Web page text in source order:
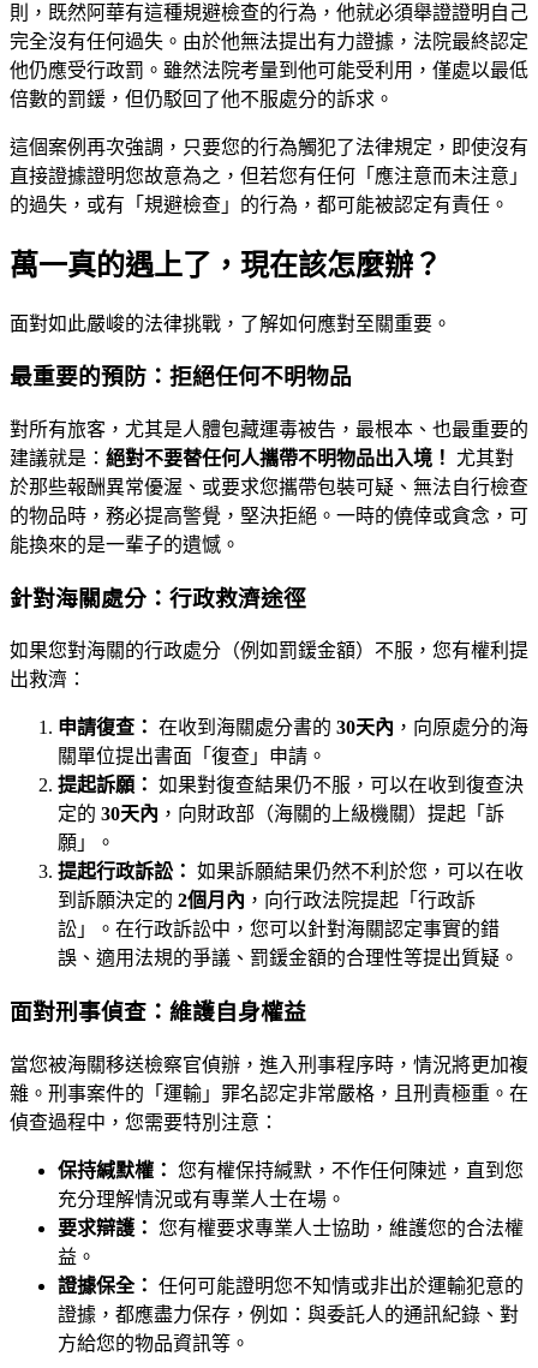
則，既然阿華有這種規避檢查的行為，他就必須舉證證明自己
完全沒有任何過失。由於他無法提出有力證據，法院最終認定
他仍應受行政罰。雖然法院考量到他可能受利用，僅處以最低
倍數的罰鍰，但仍駁回了他不服處分的訴求。
這個案例再次強調，只要您的行為觸犯了法律規定，即使沒有
直接證據證明您故意為之，但若您有任何「應注意而未注意」
的過失，或有「規避檢查」的行為，都可能被認定有責任。
萬一真的遇上了，現在該怎麼辦？
面對如此嚴峻的法律挑戰，了解如何應對至關重要。
最重要的預防：拒絕任何不明物品
對所有旅客，尤其是人體包藏運毒被告，最根本、也最重要的
建議就是： 絕對不要替任何人攜帶不明物品出入境！ 尤其對
於那些報酬異常優渥、或要求您攜帶包裝可疑、無法自行檢查
的物品時，務必提高警覺，堅決拒絕。一時的僥倖或貪念，可
能換來的是一輩子的遺憾。
針對海關處分：行政救濟途徑
如果您對海關的行政處分（例如罰鍰金額）不服，您有權利提
出救濟：
申請復查： 在收到海關處分書的 30天內 ，向原處分的海
關單位提出書面「復查」申請。
提起訴願： 如果對復查結果仍不服，可以在收到復查決
定的 30天內 ，向財政部（海關的上級機關）提起「訴
願」。
提起行政訴訟： 如果訴願結果仍然不利於您，可以在收
到訴願決定的 2個月內 ，向行政法院提起「行政訴
訟」。在行政訴訟中，您可以針對海關認定事實的錯
誤、適用法規的爭議、罰鍰金額的合理性等提出質疑。
面對刑事偵查：維護自身權益
當您被海關移送檢察官偵辦，進入刑事程序時，情況將更加複
雜。刑事案件的「運輸」罪名認定非常嚴格，且刑責極重。在
偵查過程中，您需要特別注意：
保持緘默權： 您有權保持緘默，不作任何陳述，直到您
充分理解情況或有專業人士在場。
要求辯護： 您有權要求專業人士協助，維護您的合法權
益。
證據保全： 任何可能證明您不知情或非出於運輸犯意的
證據，都應盡力保存，例如：與委託人的通訊紀錄、對
方給您的物品資訊等。